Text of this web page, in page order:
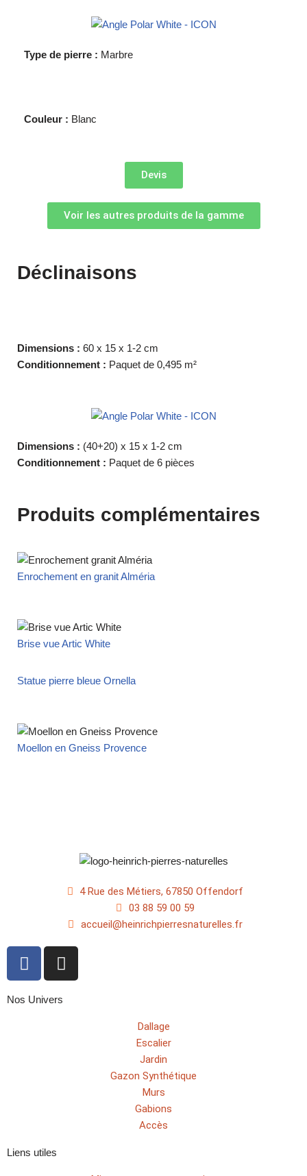
Type de pierre : Marbre
Couleur : Blanc
Devis
Voir les autres produits de la gamme
Déclinaisons
Dimensions : 60 x 15 x 1-2 cm
Conditionnement : Paquet de 0,495 m²
Dimensions : (40+20) x 15 x 1-2 cm
Conditionnement : Paquet de 6 pièces
Produits complémentaires
Enrochement en granit Alméria
Brise vue Artic White
Statue pierre bleue Ornella
Moellon en Gneiss Provence
4 Rue des Métiers, 67850 Offendorf
03 88 59 00 59
accueil@heinrichpierresnaturelles.fr
Nos Univers
Dallage
Escalier
Jardin
Gazon Synthétique
Murs
Gabions
Accès
Liens utiles